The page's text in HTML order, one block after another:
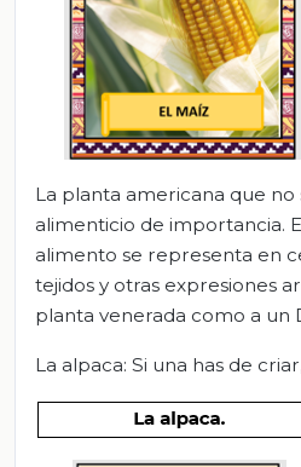
La planta americana que
alimenticio de importancia.
alimento se representa en
tejidos y otras expresiones
planta venerada como a un
La alpaca: Si una has de